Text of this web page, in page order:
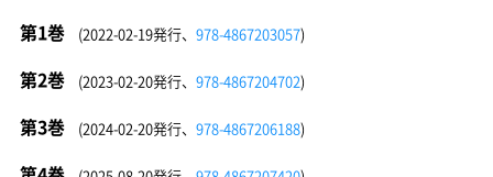
第1巻 (2022-02-19発行、 978-4867203057)
第2巻 (2023-02-20発行、 978-4867204702)
第3巻 (2024-02-20発行、 978-4867206188)